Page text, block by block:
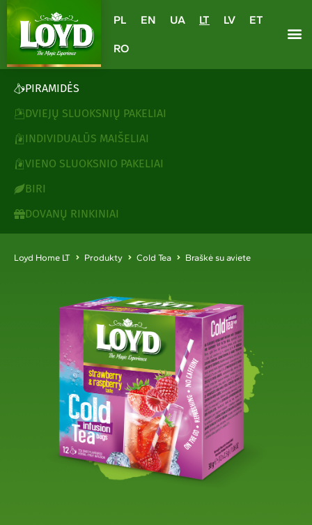
PL EN UA LT LV ET
RO
PIRAMIDĖS
DVIEJŲ SLUOKSNIŲ PAKELIAI
INDIVIDUALŪS MAIŠELIAI
VIENO SLUOKSNIO PAKELIAI
BIRI
DOVANŲ RINKINIAI
Loyd Home LT Produkty Cold Tea Braškė su aviete